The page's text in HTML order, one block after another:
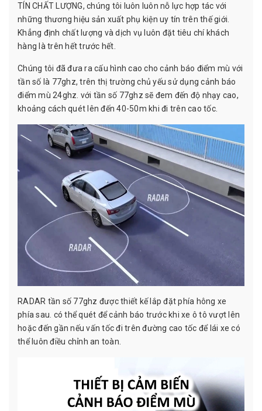
TÍN CHẤT LƯỢNG, chúng tôi luôn luôn nỗ lực hợp tác với
những thương hiệu sản xuất phụ kiện uy tín trên thế giới.
Khẳng định chất lượng và dịch vụ luôn đặt tiêu chí khách
hàng là trên hết trước hết.
Chúng tôi đã đưa ra cấu hình cao cho cảnh báo điểm mù với
tần số là 77ghz, trên thị trường chủ yếu sử dụng cảnh báo
điểm mù 24ghz. với tần số 77ghz sẽ đem đến độ nhạy cao,
khoảng cách quét lên đến 40-50m khi đi trên cao tốc.
RADAR tần số 77ghz được thiết kế lắp đặt phía hông xe
phía sau. có thể quét để cảnh báo trước khi xe ô tô vượt lên
hoặc đến gần nếu vấn tốc đi trên đường cao tốc để lái xe có
thể luôn điều chỉnh an toàn.